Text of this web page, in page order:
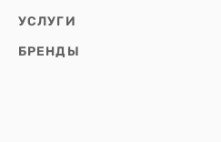
УСЛУГИ
БРЕНДЫ